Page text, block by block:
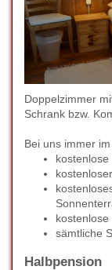
Doppelzimmer
Schrank bzw.
Bei uns immer
kostenlose
sämtliche
Halbpension